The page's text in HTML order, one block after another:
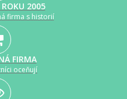
2005
firma s historií
FIRMA
oceňují